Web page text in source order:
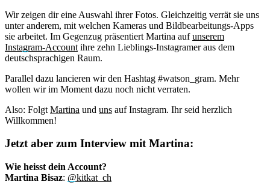
Wir zeigen dir eine Auswahl ihrer Fotos. Gleichzeitig verrät sie uns
unter anderem, mit welchen Kameras und Bildbearbeitungs-Apps
sie arbeitet. Im Gegenzug präsentiert Martina aufunserem
Instagram-Account ihre zehn Lieblings-Instagramer aus dem
deutschsprachigen Raum.
Parallel dazu lancieren wir den Hashtag #watson_gram. Mehr
wollen wir im Moment dazu noch nicht verraten.
Also: Folgt Martina und uns auf Instagram. Ihr seid herzlich
Willkommen!
Jetzt aber zum Interview mit Martina:
Wie heisst dein Account?
Martina Bisaz: @kitkat_ch